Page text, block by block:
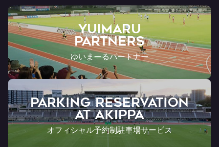
YUIMARU
Partners
ゆいまーるパートナー
PARKING RESERVATION
AT Akippa
オフィシャル予約制駐車場サービス